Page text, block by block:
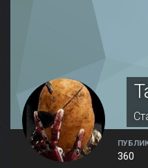
360